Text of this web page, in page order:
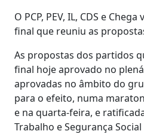
O PCP, PEV, IL, CDS e
final que reuniu as
As propostas dos partidos
final hoje aprovado no
aprovadas no âmbito do
para o efeito, numa
e na quarta-feira, e
Trabalho e Segurança